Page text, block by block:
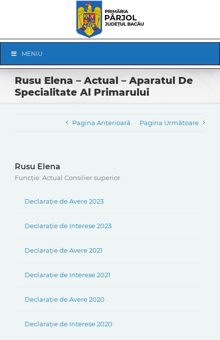
Navigation
MENIU
Rusu Elena – Actual – Aparatul De
Specialitate Al Primarului
Pagina Anterioară Pagina Următoare
Rusu Elena
Funcție: Actual Consilier superior
Declarație de Avere 2023
Declarație de Interese 2023
Declarație de Avere 2021
Declarație de Interese 2021
Declarație de Avere 2020
Declarație de Interese 2020